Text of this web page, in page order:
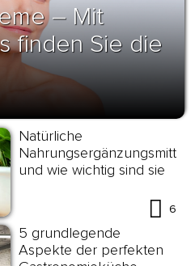
– Mit
finden Sie die
Natürliche
Nahrungsergänzungsmittel
und wie wichtig sind sie
6
5 grundlegende
Aspekte der perfekten